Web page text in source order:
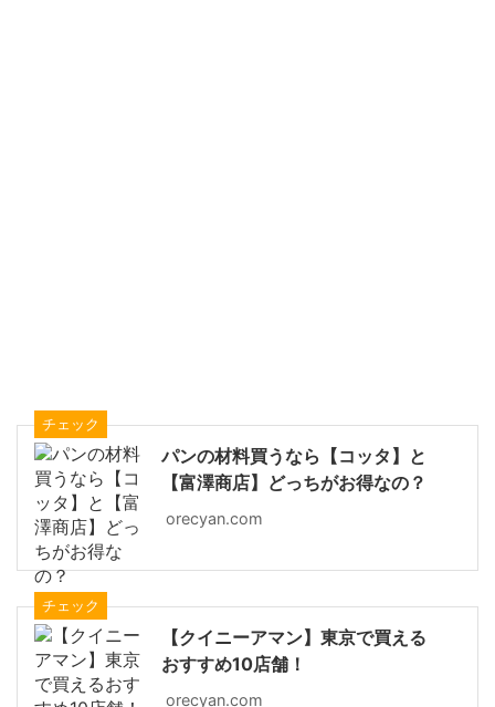
チェック
パンの材料買うなら【コッタ】と
【富澤商店】どっちがお得なの？
orecyan.com
チェック
【クイニーアマン】東京で買える
おすすめ10店舗！
orecyan.com